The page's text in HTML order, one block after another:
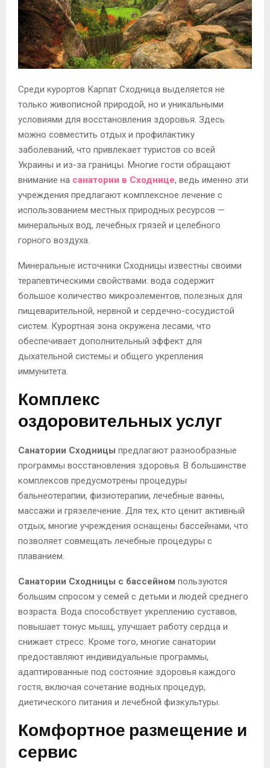
Среди курортов Карпат Сходница выделяется не
только живописной природой, но и уникальными
условиями для восстановления здоровья. Здесь
можно совместить отдых и профилактику
заболеваний, что привлекает туристов со всей
Украины и из-за границы. Многие гости обращают
внимание на санатории в Сходнице, ведь именно эти
учреждения предлагают комплексное лечение с
использованием местных природных ресурсов —
минеральных вод, лечебных грязей и целебного
горного воздуха.
Минеральные источники Сходницы известны своими
терапевтическими свойствами: вода содержит
большое количество микроэлементов, полезных для
пищеварительной, нервной и сердечно-сосудистой
систем. Курортная зона окружена лесами, что
обеспечивает дополнительный эффект для
дыхательной системы и общего укрепления
иммунитета.
Комплекс
оздоровительных услуг
Санатории Сходницы предлагают разнообразные
программы восстановления здоровья. В большинстве
комплексов предусмотрены процедуры
бальнеотерапии, физиотерапии, лечебные ванны,
массажи и грязелечение. Для тех, кто ценит активный
отдых, многие учреждения оснащены бассейнами, что
позволяет совмещать лечебные процедуры с
плаванием.
Санатории Сходницы с бассейном пользуются
большим спросом у семей с детьми и людей среднего
возраста. Вода способствует укреплению суставов,
повышает тонус мышц, улучшает работу сердца и
снижает стресс. Кроме того, многие санатории
предоставляют индивидуальные программы,
адаптированные под состояние здоровья каждого
гостя, включая сочетание водных процедур,
диетического питания и лечебной физкультуры.
Комфортное размещение и
сервис